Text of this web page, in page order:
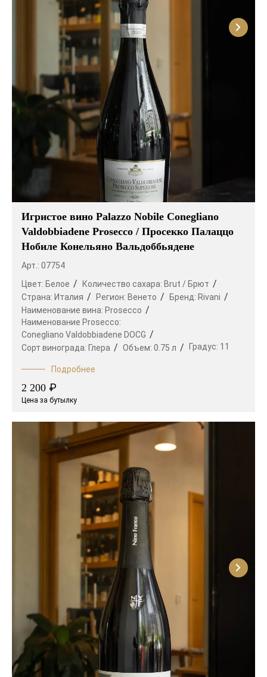
Игристое вино Palazzo Nobile Conegliano
Valdobbiadene Prosecco / Просекко Палаццо
Нобиле Конельяно Вальдоббьядене
Арт.: 07754
Цвет: Белое Количество сахара: Brut / Брют
Страна: Италия Регион: Венето Бренд: Rivani
Наименование вина: Prosecco
Наименование Prosecco:
Conegliano Valdobbiadene DOCG
Сорт винограда: Глера Объем: 0.75 л Градус: 11
Подробнее
2 200 ₽
Цена за бутылку